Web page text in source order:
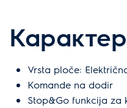
Vrsta ploče:
Komande na dodir
Stop&Go funkcija za